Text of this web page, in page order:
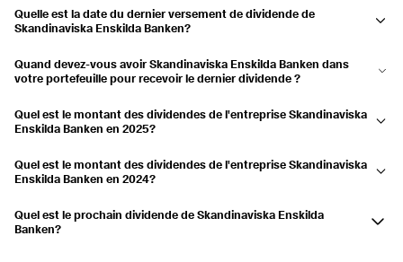
Payé
29.03.2017 04.04.2017
Payé
23.03.2016 31.03.2016 5,05 %
2015
3,65 %
2014
Payé
26.03.2014 02.04.2014
distributions ont augmenté de 21,37 % au cours des 3 dernières
Quelle est la date du dernier versement de dividende de
Skandinaviska Enskilda Banken?
Quand devez-vous avoir Skandinaviska Enskilda Banken dans
votre portefeuille pour recevoir le dernier dividende ?
25.03.2026, vous avez reçu le dividende.
Quel est le montant des dividendes de l'entreprise Skandinaviska
Enskilda Banken en 2025?
2025.
Quel est le montant des dividendes de l'entreprise Skandinaviska
Enskilda Banken en 2024?
2024.
Quel est le prochain dividende de Skandinaviska Enskilda
Banken?